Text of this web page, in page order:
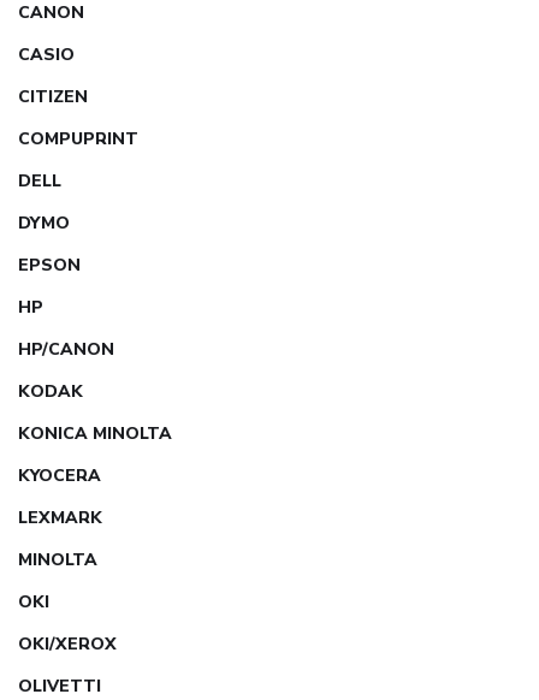
CANON
CASIO
CITIZEN
COMPUPRINT
DELL
DYMO
EPSON
HP
HP/CANON
KODAK
KONICA MINOLTA
KYOCERA
LEXMARK
MINOLTA
OKI
OKI/XEROX
OLIVETTI